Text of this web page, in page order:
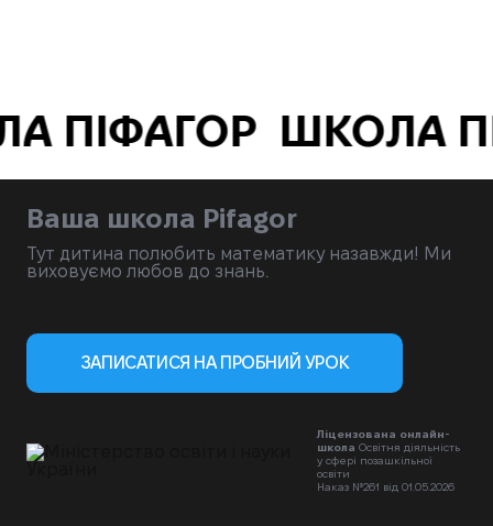
ШКОЛА
Ваша школа Pifagor
Тут дитина полюбить математику назавжди! Ми
виховуємо любов до знань.
ЗАПИСАТИСЯ НА ПРОБНИЙ УРОК
Ліцензована онлайн-
школа Освітня діяльність
у сфері позашкільної
освіти
Наказ №261 від 01.05.2026